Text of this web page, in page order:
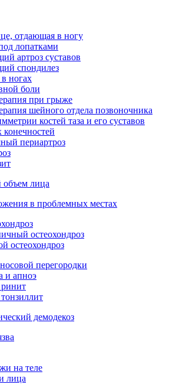
отдающая в ногу
лопатками
артроз суставов
спондилез
ногах
боли
при грыже
шейного отдела позвоночника
костей таза и его суставов
периартроз
лица
в проблемных местах
остеохондроз
остеохондроз
перегородки
и апноэ
демодекоз
на теле
лица